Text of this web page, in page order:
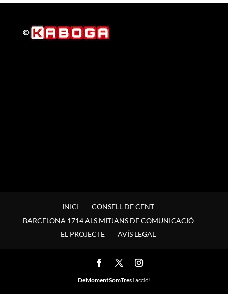
©
INICI
CONSELL DE CENT
BARCELONA 1714 ALS MITJANS DE COMUNICACIÓ
EL PROJECTE
AVÍS LEGAL
DeMomentSomTresi acció!